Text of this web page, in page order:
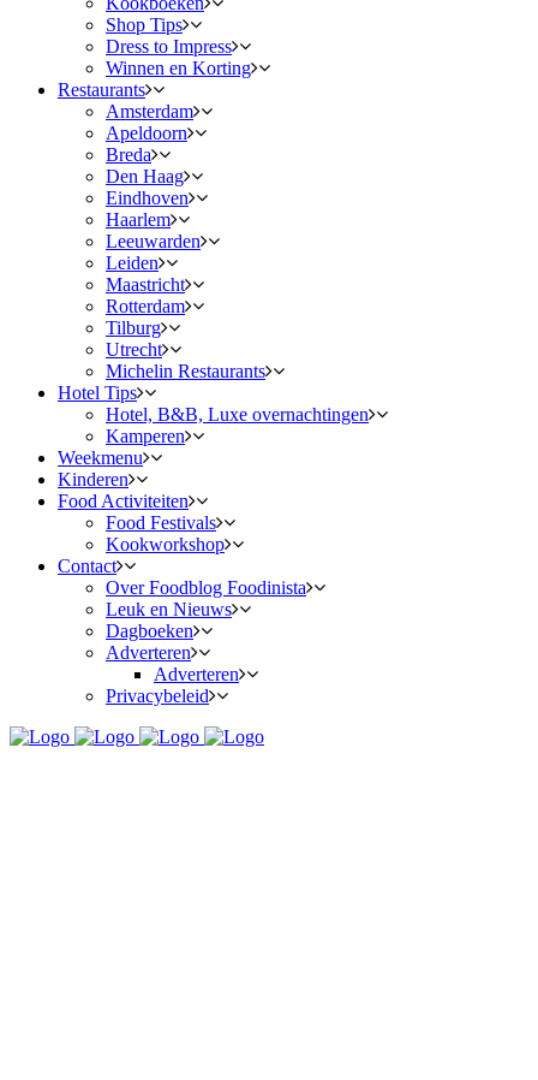
Shop Tips
Dress to Impress
Winnen en Korting
Restaurants
Amsterdam
Apeldoorn
Breda
Den Haag
Eindhoven
Haarlem
Leeuwarden
Leiden
Maastricht
Rotterdam
Tilburg
Utrecht
Michelin Restaurants
Hotel Tips
Hotel, B&B, Luxe overnachtingen
Kamperen
Weekmenu
Kinderen
Food Activiteiten
Food Festivals
Kookworkshop
Contact
Over Foodblog Foodinista
Leuk en Nieuws
Dagboeken
Adverteren
Adverteren
Privacybeleid